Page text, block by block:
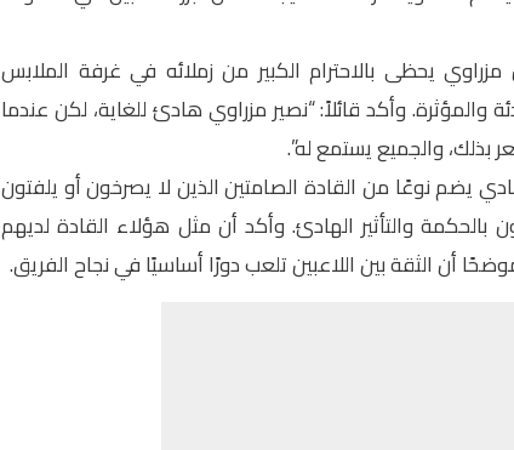
مزراوي يحظى بالاحترام الكبير من زملائه في غرفة الملابس
وأكد قائلاً: “نصير مزراوي هادئ للغاية، لكن عندما
بذلك، والجميع يستمع له”.
يضم نوعًا من القادة الصامتين الذين لا يصرخون أو يلفتون
بالحكمة والتأثير الهادئ. وأكد أن مثل هؤلاء القادة لديهم
أن الثقة بين اللاعبين تلعب دورًا أساسيًا في نجاح الفريق.